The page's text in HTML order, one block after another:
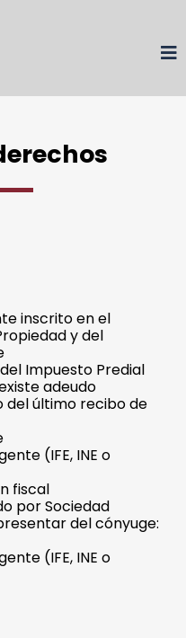
inscrito en el
y del
Impuesto Predial
adeudo
último recibo de
(IFE, INE o
fiscal
por Sociedad
del cónyuge:
(IFE, INE o